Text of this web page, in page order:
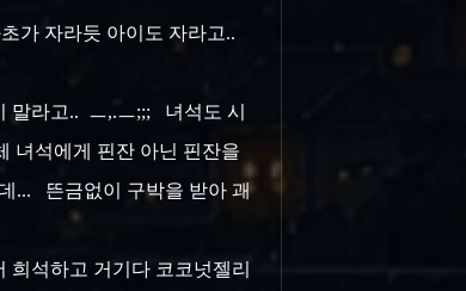
가 자라듯 아이도 자라고..
말라고.. ㅡ,.ㅡ;;; 녀석도 시
녀석에게 핀잔 아닌 핀잔을
... 뜬금없이 구박을 받아 괘
석하고 거기다 코코넛젤리